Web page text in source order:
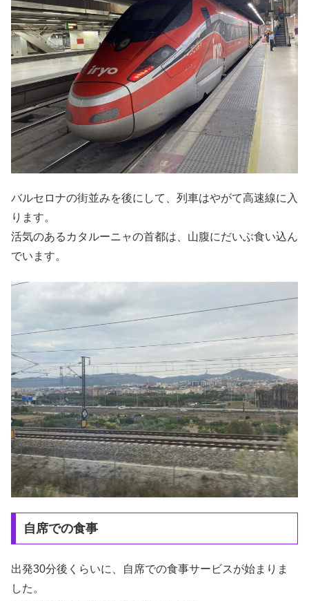
バルセロナの街並みを後にして、列車はやがて高速線に入
ります。
活気のあるカタルーニャの首都は、山腹にだいぶ食い込ん
でいます。
自席での食事
出発30分後くらいに、自席での食事サービスが始まりま
した。